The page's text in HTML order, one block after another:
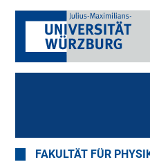
FAKULTÄT FÜR